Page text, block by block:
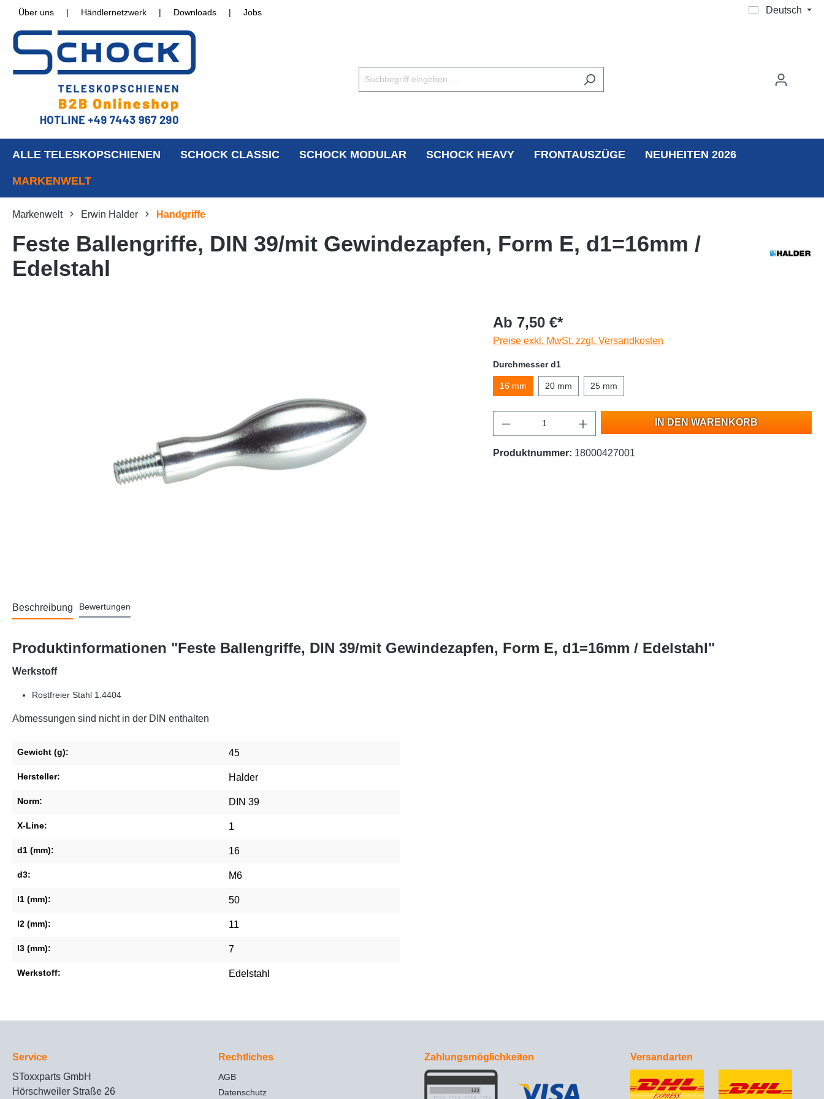
Über uns | Händlernetzwerk | Downloads | Jobs Deutsch
ALLE TELESKOPSCHIENEN SCHOCK CLASSIC SCHOCK MODULAR SCHOCK HEAVY FRONTAUSZÜGE NEUHEITEN 2026
MARKENWELT
Markenwelt Erwin Halder Handgriffe
Feste Ballengriffe, DIN 39/mit Gewindezapfen, Form E, d1=16mm /
Edelstahl
Ab 7,50 €*
Preise exkl. MwSt. zzgl. Versandkosten
Durchmesser d1
16 mm 20 mm 25 mm
IN DEN WARENKORB
Produktnummer: 18000427001
Beschreibung Bewertungen
Produktinformationen "Feste Ballengriffe, DIN 39/mit Gewindezapfen, Form E, d1=16mm / Edelstahl"
Werkstoff
Rostfreier Stahl 1.4404
Abmessungen sind nicht in der DIN enthalten
Gewicht (g): 45
Hersteller: Halder
Norm: DIN 39
X-Line: 1
d1 (mm): 16
d3: M6
l1 (mm): 50
l2 (mm): 11
l3 (mm): 7
Werkstoff: Edelstahl
Service
SToxxparts GmbH
Hörschweiler Straße 26
Rechtliches
AGB
Datenschutz
Zahlungsmöglichkeiten Versandarten